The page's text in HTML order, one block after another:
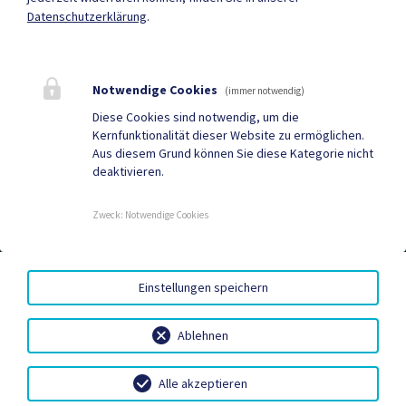
Quicklinks
Tourismus
Gemeindezeitung
AMTSSIGNATUR|BARRIEREFREIHEIT|DATENSCHUTZ|
SITEMAP|IMPRESSUM
Datenschutzerklärung.
Notwendige Cookies (immer notwendig)
Diese Cookies sind notwendig, um die
Kernfunktionalität dieser Website zu ermöglichen.
Aus diesem Grund können Sie diese Kategorie nicht
deaktivieren.
Zweck: Notwendige Cookies
Ablehnen
Einstellungen speichern
Alle akzeptieren